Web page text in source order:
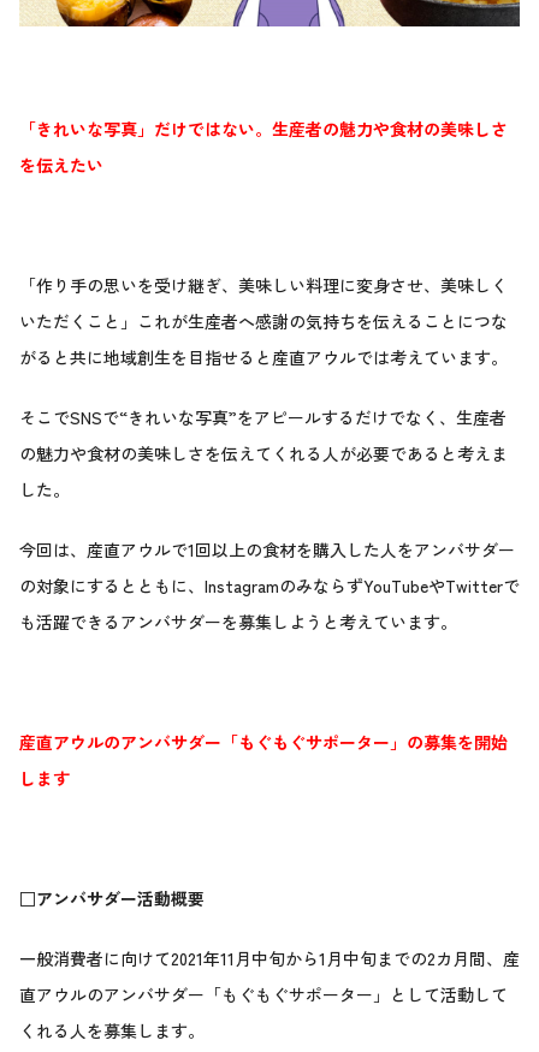
「きれいな写真」だけではない。生産者の魅力や食材の美味しさ
を伝えたい
「作り手の思いを受け継ぎ、美味しい料理に変身させ、美味しく
いただくこと」これが生産者へ感謝の気持ちを伝えることにつな
がると共に地域創生を目指せると産直アウルでは考えています。
そこでSNSで“きれいな写真”をアピールするだけでなく、生産者
の魅力や食材の美味しさを伝えてくれる人が必要であると考えま
した。
今回は、産直アウルで1回以上の食材を購入した人をアンバサダー
の対象にするとともに、InstagramのみならずYouTubeやTwitterで
も活躍できるアンバサダーを募集しようと考えています。
産直アウルのアンバサダー「もぐもぐサポーター」の募集を開始
します
□アンバサダー活動概要
一般消費者に向けて2021年11月中旬から1月中旬までの2カ月間、産
直アウルのアンバサダー「もぐもぐサポーター」として活動して
くれる人を募集します。